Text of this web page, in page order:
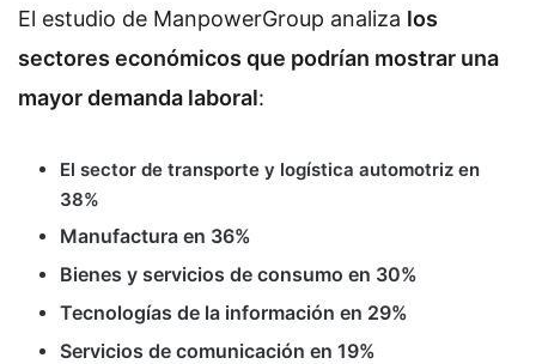
El estudio de ManpowerGroup analiza los
sectores económicos que podrían mostrar una
mayor demanda laboral:
El sector de transporte y logística automotriz en
38%
Manufactura en 36%
Bienes y servicios de consumo en 30%
Tecnologías de la información en 29%
Servicios de comunicación en 19%